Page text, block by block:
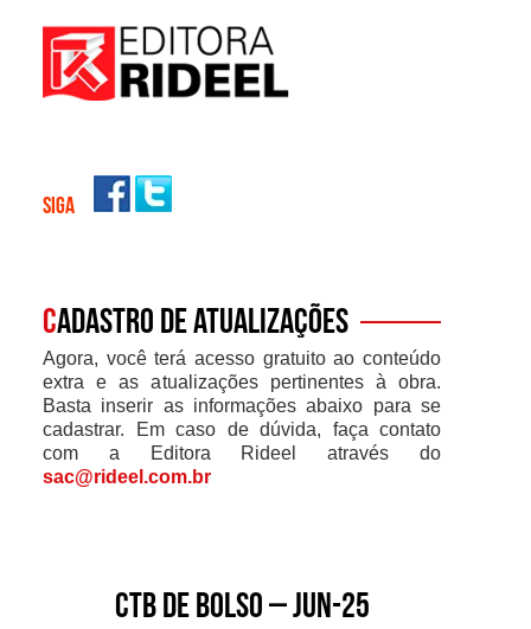
SIGA
Cadastro de atualizações
Agora, você terá acesso gratuito ao conteúdo
extra e as atualizações pertinentes à obra.
Basta inserir as informações abaixo para se
cadastrar. Em caso de dúvida, faça contato
com a Editora Rideel através do
sac@rideel.com.br
CTB de Bolso – Jun-25